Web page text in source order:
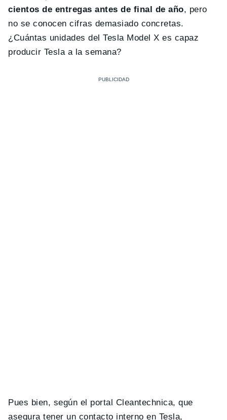
cientos de entregas antes de final de año, pero
no se conocen cifras demasiado concretas.
¿Cuántas unidades del Tesla Model X es capaz
producir Tesla a la semana?
Pues bien, según el portal Cleantechnica, que
asegura tener un contacto interno en Tesla,